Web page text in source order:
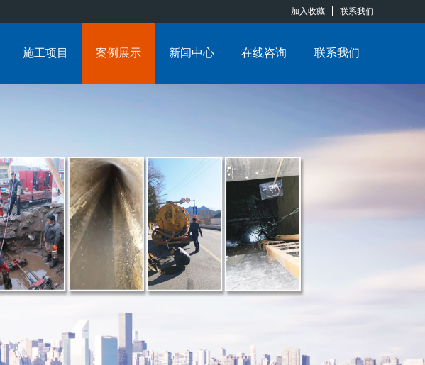
加入收藏 联系我们
施工项目 案例展示 新闻中心 在线咨询 联系我们